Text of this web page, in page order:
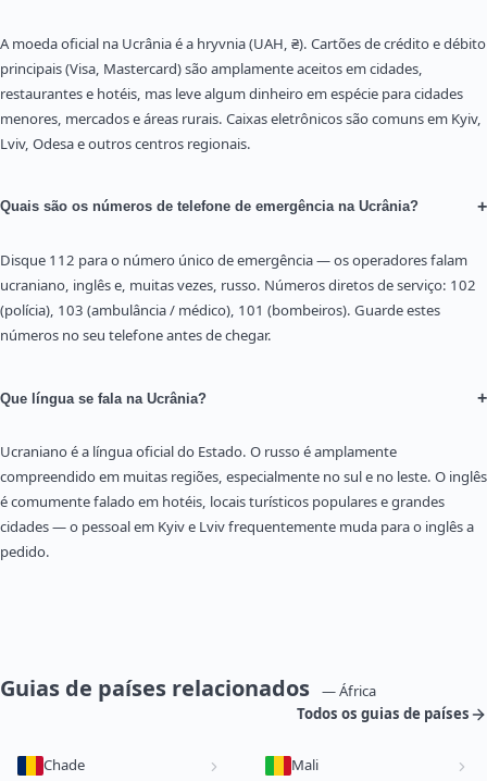
A moeda oficial na Ucrânia é a hryvnia (UAH, ₴). Cartões de crédito e débito
principais (Visa, Mastercard) são amplamente aceitos em cidades,
restaurantes e hotéis, mas leve algum dinheiro em espécie para cidades
menores, mercados e áreas rurais. Caixas eletrônicos são comuns em Kyiv,
Lviv, Odesa e outros centros regionais.
Quais são os números de telefone de emergência na Ucrânia? +
Disque 112 para o número único de emergência — os operadores falam
ucraniano, inglês e, muitas vezes, russo. Números diretos de serviço: 102
(polícia), 103 (ambulância / médico), 101 (bombeiros). Guarde estes
números no seu telefone antes de chegar.
Que língua se fala na Ucrânia? +
Ucraniano é a língua oficial do Estado. O russo é amplamente
compreendido em muitas regiões, especialmente no sul e no leste. O inglês
é comumente falado em hotéis, locais turísticos populares e grandes
cidades — o pessoal em Kyiv e Lviv frequentemente muda para o inglês a
pedido.
Guias de países relacionados
— África
Todos os guias de países
Chade Mali